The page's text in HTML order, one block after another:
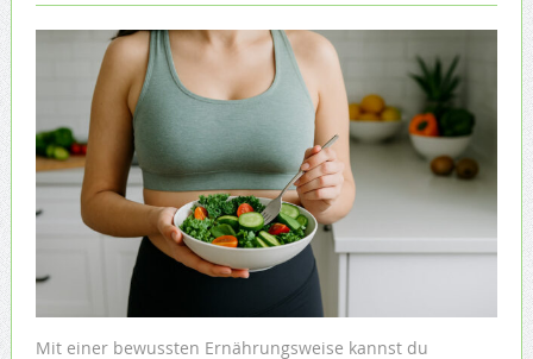
Mit einer bewussten Ernährungsweise kannst du